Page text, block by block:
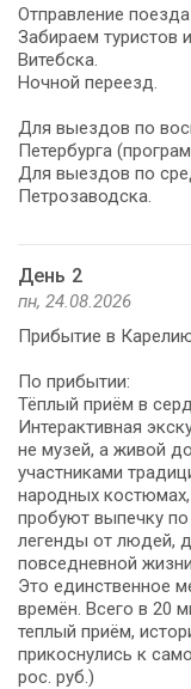
Отправление
Забираем
Витебска.
Ночной переезд.
Для выездов по
Петербурга
Для выездов по
Петрозаводска.
День 2
пн, 24.08.2026
Прибытие в
По прибытии:
Тёплый приём в
Интерактивная
не музей, а живой
участниками
народных
пробуют выпечку
легенды от людей,
повседневной жизни.
Это единственное
времён. Всего в 20
теплый приём,
прикоснулись к
рос. руб.)